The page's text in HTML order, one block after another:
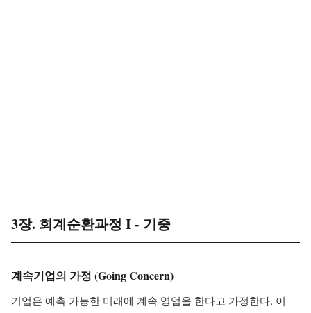
3장. 회계순환과정 I - 기중
계속기업의 가정 (Going Concern)
기업은 예측 가능한 미래에 계속 영업을 한다고 가정한다. 이